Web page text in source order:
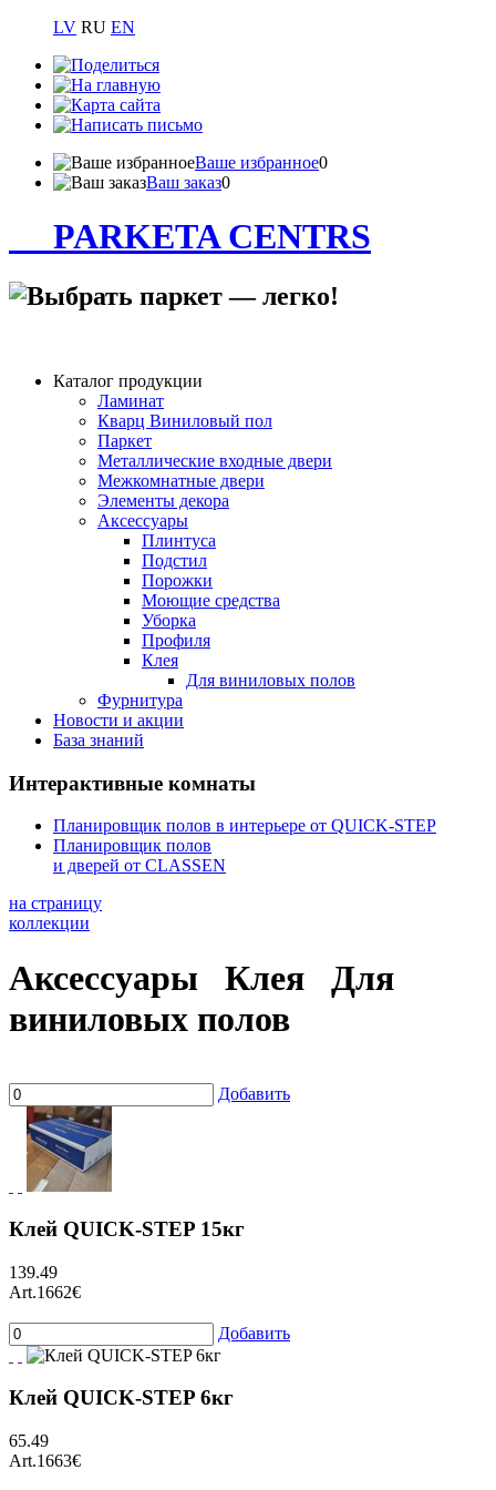
LV RU EN
Ваше избранное0
Ваш заказ0
PARKETA CENTRS
Каталог продукции
Ламинат
Кварц Виниловый пол
Паркет
Металлические входные двери
Межкомнатные двери
Элементы декора
Аксессуары
Плинтуса
Подстил
Порожки
Mоющие средства
Уборка
Профиля
Клея
Для виниловых полов
Фурнитура
Новости и акции
База знаний
Интерактивные комнаты
Планировщик полов в интерьере от QUICK-STEP
Планировщик полов
и дверей от CLASSEN
на страницу
коллекции
Аксессуары Клея
Для
виниловых полов
Добавить
Клей QUICK-STEP 15кг
139.49
Art.1662€
Добавить
Клей QUICK-STEP 6кг
65.49
Art.1663€